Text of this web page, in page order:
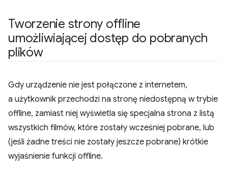
Tworzenie strony offline
umożliwiającej dostęp do pobranych
plików
Gdy urządzenie nie jest połączone z internetem,
a użytkownik przechodzi na stronę niedostępną w trybie
offline, zamiast niej wyświetla się specjalna strona z listą
wszystkich filmów, które zostały wcześniej pobrane, lub
(jeśli żadne treści nie zostały jeszcze pobrane) krótkie
wyjaśnienie funkcji offline.